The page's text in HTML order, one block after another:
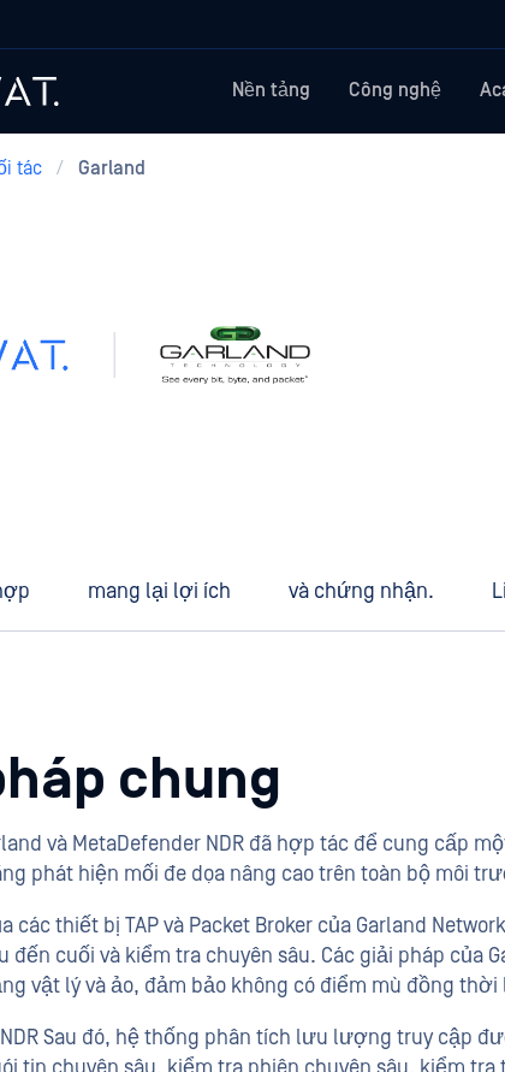
Nền tảng Công nghệ
tác / Garland
mang lại lợi ích và chứng nhận.
chung
và MetaDefender NDR đã hợp tác để cung cấp
phát hiện mối đe dọa nâng cao trên toàn bộ môi
các thiết bị TAP và Packet Broker của Garland
đến cuối và kiểm tra chuyên sâu. Các giải pháp
vật lý và ảo, đảm bảo không có điểm mù đồng
Sau đó, hệ thống phân tích lưu lượng truy cập